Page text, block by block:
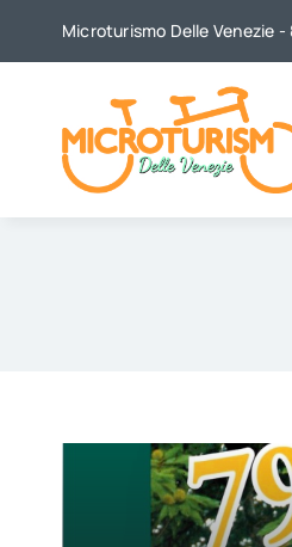
Microturismo Delle Venezie